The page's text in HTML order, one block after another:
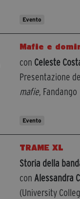
Evento
Mafie e
con Celeste
Presentazione
mafie, Fandango
Evento
TRAME XL
Storia della
con Alessandra
(University